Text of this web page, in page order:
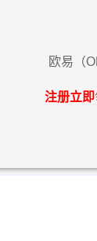
欧易（
注册立即